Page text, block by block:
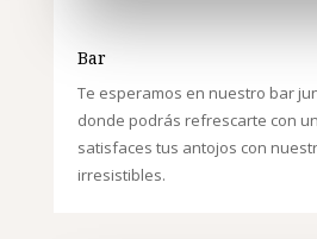
Bar
Te esperamos en nuestro bar
donde podrás refrescarte con
satisfaces tus antojos con
irresistibles.